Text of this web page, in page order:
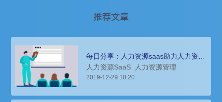
推荐文章
每日分享：人力资源saas助力人力资源
管理流程数字化
人力资源SaaS 人力资源管理
2019-12-29 10:20